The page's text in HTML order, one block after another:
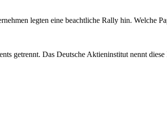
legten eine beachtliche Rally hin. Welche
getrennt. Das Deutsche Aktieninstitut nennt